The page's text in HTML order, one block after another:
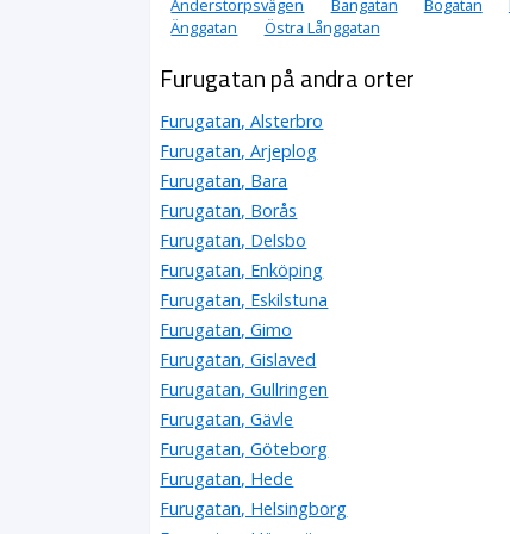
Änggatan
Östra Långgatan
Furugatan på andra orter
Furugatan, Alsterbro
Furugatan, Arjeplog
Furugatan, Bara
Furugatan, Borås
Furugatan, Delsbo
Furugatan, Enköping
Furugatan, Eskilstuna
Furugatan, Gimo
Furugatan, Gislaved
Furugatan, Gullringen
Furugatan, Gävle
Furugatan, Göteborg
Furugatan, Hede
Furugatan, Helsingborg